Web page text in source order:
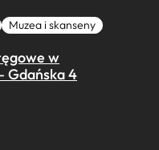
Muzea i skanseny
w
Gdańska 4